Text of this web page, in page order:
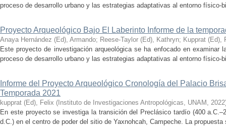
proceso de desarrollo urbano y las estrategias adaptativas al entorno físico-
Proyecto Arqueológico Bajo El Laberinto Informe de la
Anaya Hernández (Ed), Armando; Reese-Taylor (Ed), Kathryn; Kupprat (Ed),
Este proyecto de investigación arqueológica se ha enfocado en examinar
proceso de desarrollo urbano y las estrategias adaptativas al entorno físico-
Informe del Proyecto Arqueológico Cronología del Palacio
Temporada 2021
kupprat (Ed), Felix ( Instituto de Investigaciones Antropológicas, UNAM , 2022
En este proyecto se investiga la transición del Preclásico tardío (400
d.C.) en el centro de poder del sitio de Yaxnohcah, Campeche. La